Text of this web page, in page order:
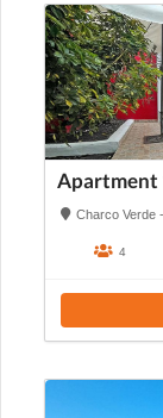
Apartment
Charco Verde
4